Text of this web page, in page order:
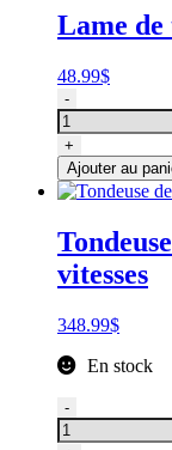
3
SK
Lame de
48.99$
quantité
de
Lame
de
tondeuse
Andis,
4
-
+
Ajouter au
vitesses
348.99$
En stock
quantité
de
-